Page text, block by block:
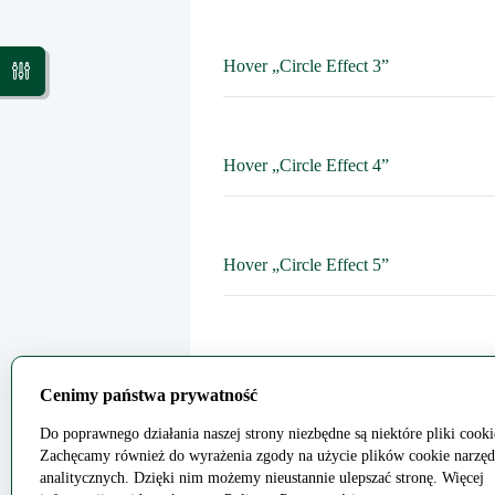
Hover „Circle Effect 3”
Hover „Circle Effect 4”
Hover „Circle Effect 5”
Hover „Circle Effect 7”
Cenimy państwa prywatność
Do poprawnego działania naszej strony niezbędne są niektóre pliki
Zachęcamy również do wyrażenia zgody na użycie plików cookie
analitycznych. Dzięki nim możemy nieustannie ulepszać stronę. Więcej